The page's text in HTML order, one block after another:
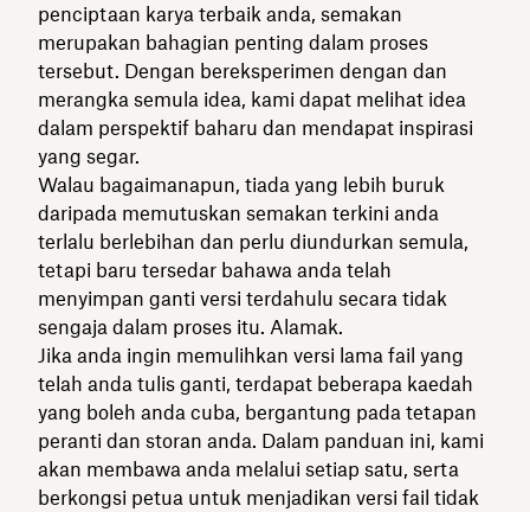
penciptaan karya terbaik anda, semakan
merupakan bahagian penting dalam proses
tersebut. Dengan bereksperimen dengan dan
merangka semula idea, kami dapat melihat idea
dalam perspektif baharu dan mendapat inspirasi
yang segar.
Walau bagaimanapun, tiada yang lebih buruk
daripada memutuskan semakan terkini anda
terlalu berlebihan dan perlu diundurkan semula,
tetapi baru tersedar bahawa anda telah
menyimpan ganti versi terdahulu secara tidak
sengaja dalam proses itu. Alamak.
Jika anda ingin memulihkan versi lama fail yang
telah anda tulis ganti, terdapat beberapa kaedah
yang boleh anda cuba, bergantung pada tetapan
peranti dan storan anda. Dalam panduan ini, kami
akan membawa anda melalui setiap satu, serta
berkongsi petua untuk menjadikan versi fail tidak